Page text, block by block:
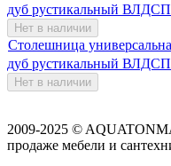
дуб рустикальный ВЛДСП
Нет в наличии
Столешница
дуб рустикальный ВЛДСП
Нет в наличии
2009-2025 ©
продаже мебели и